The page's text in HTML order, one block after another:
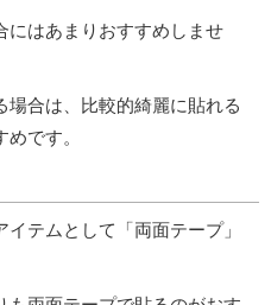
にはあまりおすすめしませ
合は、比較的綺麗に貼れる
です。
テムとして「両面テープ」